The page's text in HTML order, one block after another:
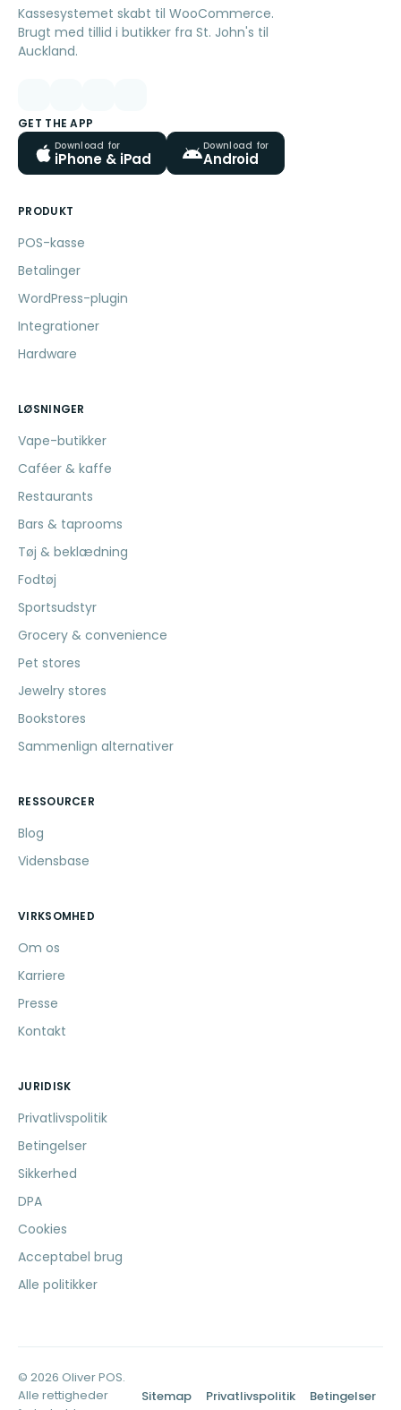
Kassesystemet skabt til WooCommerce.
Brugt med tillid i butikker fra St. John's til
Auckland.
GET THE APP
Download for
iPhone & iPad
Download for
Android
PRODUKT
POS-kasse
Betalinger
WordPress-plugin
Integrationer
Hardware
LØSNINGER
Vape-butikker
Caféer & kaffe
Restaurants
Bars & taprooms
Tøj & beklædning
Fodtøj
Sportsudstyr
Grocery & convenience
Pet stores
Jewelry stores
Bookstores
Sammenlign alternativer
RESSOURCER
Blog
Vidensbase
VIRKSOMHED
Om os
Karriere
Presse
Kontakt
JURIDISK
Privatlivspolitik
Betingelser
Sikkerhed
DPA
Cookies
Acceptabel brug
Alle politikker
© 2026 Oliver POS.
Alle rettigheder
Sitemap Privatlivspolitik Betingelser